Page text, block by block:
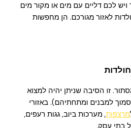
לכם דליים עם מים או מקור מים
לאזור מגורכם. הן מחפשות
זו הסיבה שניתן יהיה למצוא
למבנים ומתחתיהם). באזורי
מרצפות, מערכות ביוב, גגות רעפים,
בתי עסק.